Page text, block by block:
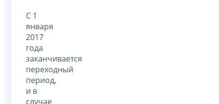
С 1
января
2017
года
заканчивается
переходный
период,
и в
случае